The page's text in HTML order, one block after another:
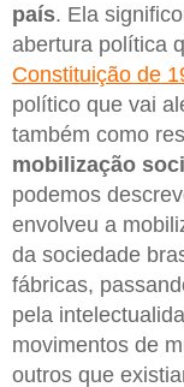
país. Ela
abertura política
Constituição de
político que vai
também como
mobilização
podemos
envolveu a
da sociedade
fábricas,
pela
movimentos de
outros que